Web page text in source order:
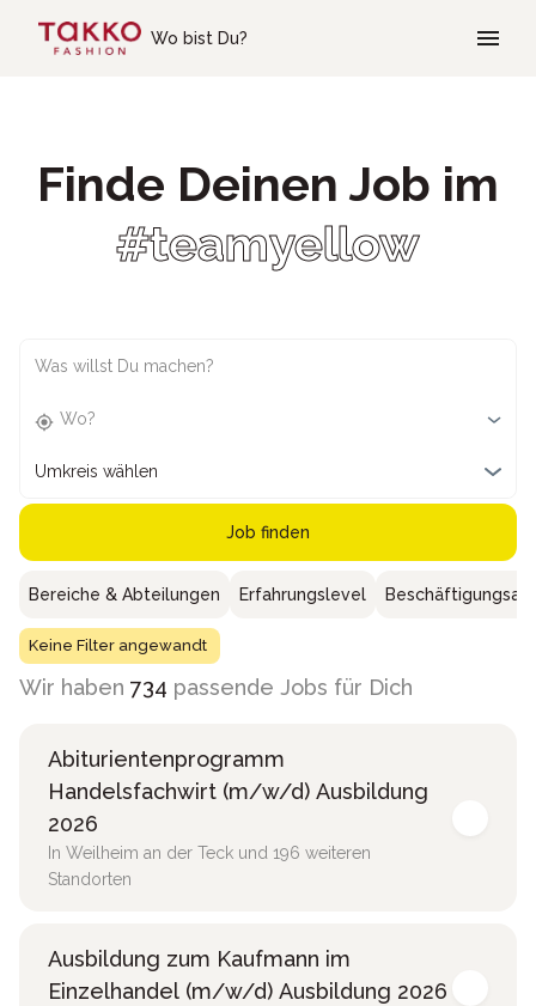
Wo bist Du?
Finde Deinen Job im
#teamyellow
Was willst Du machen?
Wo?
Umkreis wählen
Job finden
Bereiche & Abteilungen Erfahrungslevel
Keine Filter angewandt
Wir haben 734 passende Jobs für Dich
Abiturientenprogramm
Handelsfachwirt (m/w/d) Ausbildung
2026
In Weilheim an der Teck und 196 weiteren
Standorten
Ausbildung zum Kaufmann im
Einzelhandel (m/w/d) Ausbildung 2026